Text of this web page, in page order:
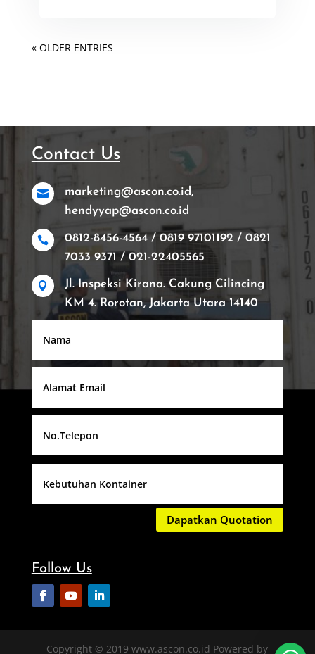
« OLDER ENTRIES
Contact Us

marketing@ascon.co.id,
hendyyap@ascon.co.id

0812-8456-4564 / 0819 97101192 / 0821
7033 9371 / 021-22405565

Jl. Inspeksi Kirana. Cakung Cilincing
KM 4. Rorotan, Jakarta Utara 14140
Dapatkan Quotation
Follow Us
Copyright © 2019 www.ascon.co.id Powered by